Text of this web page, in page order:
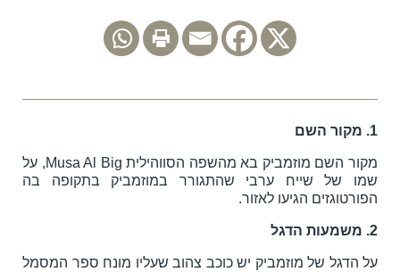
1. מקור השם
מקור השם מוזמביק בא מהשפה הסווהילית Musa Al Big, על
שמו של שייח ערבי שהתגורר במוזמביק בתקופה בה
הפורטוגזים הגיעו לאזור.
2. משמעות הדגל
על הדגל של מוזמביק יש כוכב צהוב שעליו מונח ספר המסמל